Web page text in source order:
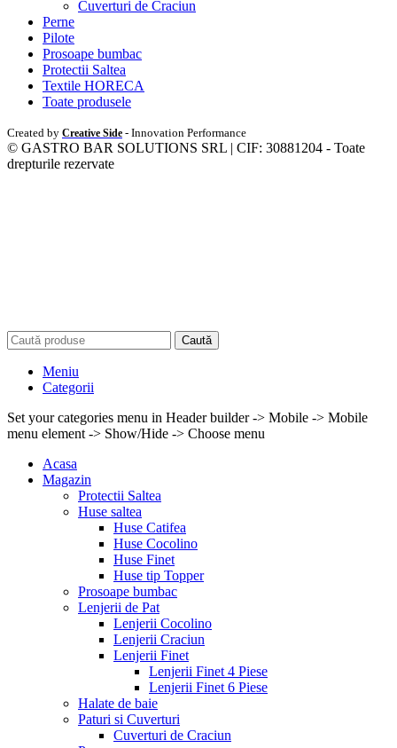
Cuverturi de Craciun
Perne
Pilote
Prosoape bumbac
Protectii Saltea
Textile HORECA
Toate produsele
Created by Creative Side - Innovation Performance
© GASTRO BAR SOLUTIONS SRL | CIF: 30881204 - Toate
drepturile rezervate
Caută
Meniu
Categorii
Set your categories menu in Header builder -> Mobile -> Mobile
menu element -> Show/Hide -> Choose menu
Acasa
Magazin
Protectii Saltea
Huse saltea
Huse Catifea
Huse Cocolino
Huse Finet
Huse tip Topper
Prosoape bumbac
Lenjerii de Pat
Lenjerii Cocolino
Lenjerii Craciun
Lenjerii Finet
Lenjerii Finet 4 Piese
Lenjerii Finet 6 Piese
Halate de baie
Paturi si Cuverturi
Cuverturi de Craciun